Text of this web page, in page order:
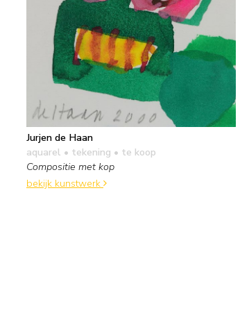
Jurjen de Haan
aquarel • tekening • te koop
Compositie met kop
bekijk kunstwerk